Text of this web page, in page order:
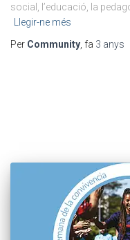
social, l’educació, la
Llegir-ne més
Per Community , fa 3 anys